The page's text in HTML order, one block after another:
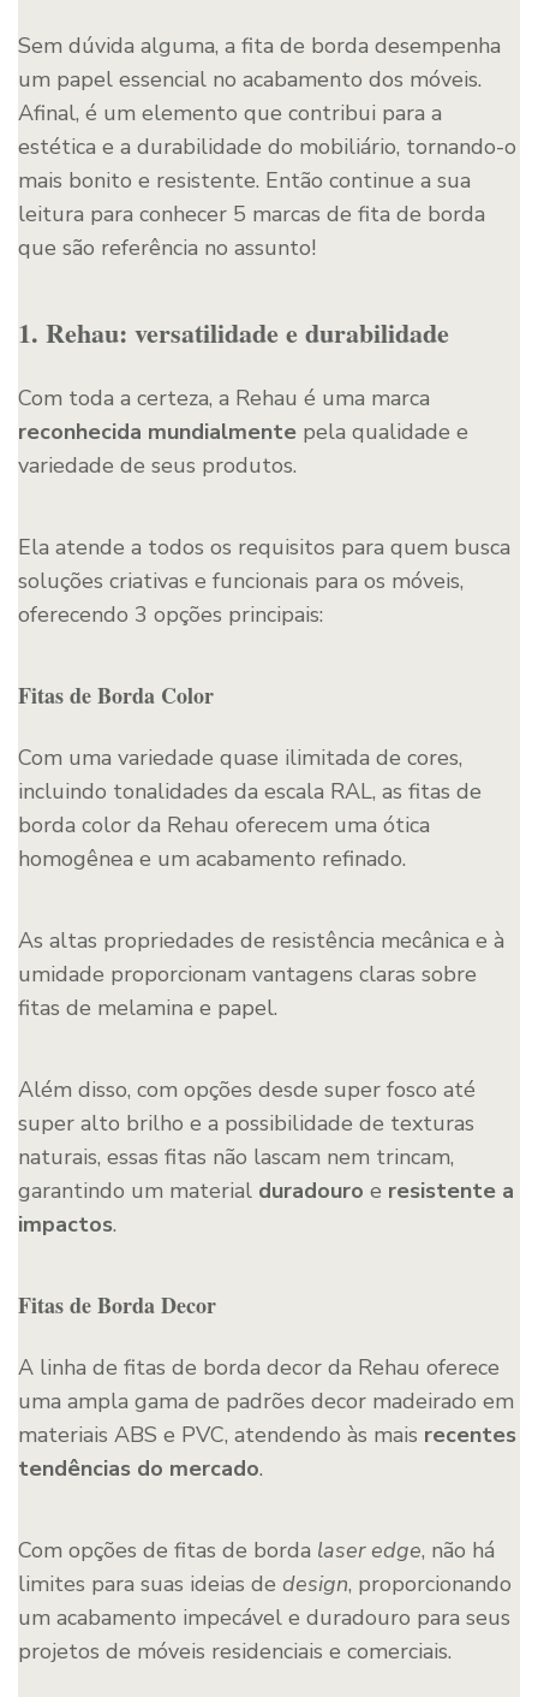
Sem dúvida alguma, a fita de borda desempenha
um papel essencial no acabamento dos móveis.
Afinal, é um elemento que contribui para a
estética e a durabilidade do mobiliário, tornando-o
mais bonito e resistente. Então continue a sua
leitura para conhecer 5 marcas de fita de borda
que são referência no assunto!
1. Rehau: versatilidade e durabilidade
Com toda a certeza, a Rehau é uma marca
reconhecida mundialmente pela qualidade e
variedade de seus produtos.
Ela atende a todos os requisitos para quem busca
soluções criativas e funcionais para os móveis,
oferecendo 3 opções principais:
Fitas de Borda Color
Com uma variedade quase ilimitada de cores,
incluindo tonalidades da escala RAL, as fitas de
borda color da Rehau oferecem uma ótica
homogênea e um acabamento refinado.
As altas propriedades de resistência mecânica e à
umidade proporcionam vantagens claras sobre
fitas de melamina e papel.
Além disso, com opções desde super fosco até
super alto brilho e a possibilidade de texturas
naturais, essas fitas não lascam nem trincam,
garantindo um material duradouro e resistente a
impactos.
Fitas de Borda Decor
A linha de fitas de borda decor da Rehau oferece
uma ampla gama de padrões decor madeirado em
materiais ABS e PVC, atendendo às mais recentes
tendências do mercado.
Com opções de fitas de borda laser edge, não há
limites para suas ideias de design, proporcionando
um acabamento impecável e duradouro para seus
projetos de móveis residenciais e comerciais.